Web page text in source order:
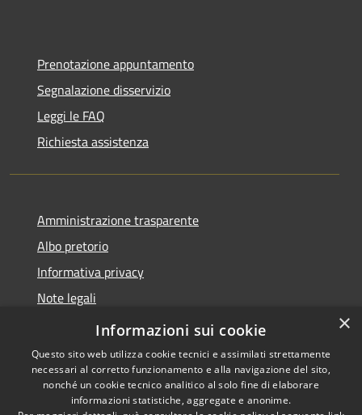
Prenotazione appuntamento
Segnalazione disservizio
Leggi le FAQ
Richiesta assistenza
Amministrazione trasparente
Albo pretorio
Informativa privacy
Note legali
Dichiarazione di accessibilità
Copyright © 2026 • Comune di
×
Informazioni sui cookie
Questo sito web utilizza cookie tecnici e assimilati strettamente
necessari al corretto funzionamento e alla navigazione del sito,
nonché un cookie tecnico analitico al solo fine di elaborare
informazioni statistiche, aggregate e anonime.